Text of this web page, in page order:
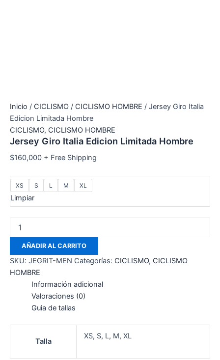
Inicio / CICLISMO / CICLISMO HOMBRE / Jersey Giro Italia
Edicion Limitada Hombre
CICLISMO, CICLISMO HOMBRE
Jersey Giro Italia Edicion Limitada Hombre
$160,000 + Free Shipping
XS S L M XL
Limpiar
AÑADIR AL CARRITO
SKU: JEGRIT-MEN Categorías: CICLISMO, CICLISMO
HOMBRE
Información adicional
Valoraciones (0)
Guia de tallas
Talla
XS, S, L, M, XL